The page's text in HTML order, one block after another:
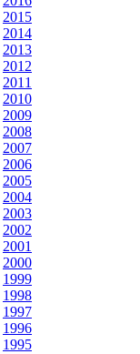
2015
2014
2013
2012
2011
2010
2009
2008
2007
2006
2005
2004
2003
2002
2001
2000
1999
1998
1997
1996
1995